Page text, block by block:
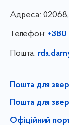
Адреса: 02068,
Телефон:
Пошта:
Пошта для
Пошта для
Офіційний